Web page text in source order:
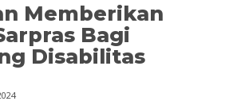
Memberikan
Bagi
Disabilitas